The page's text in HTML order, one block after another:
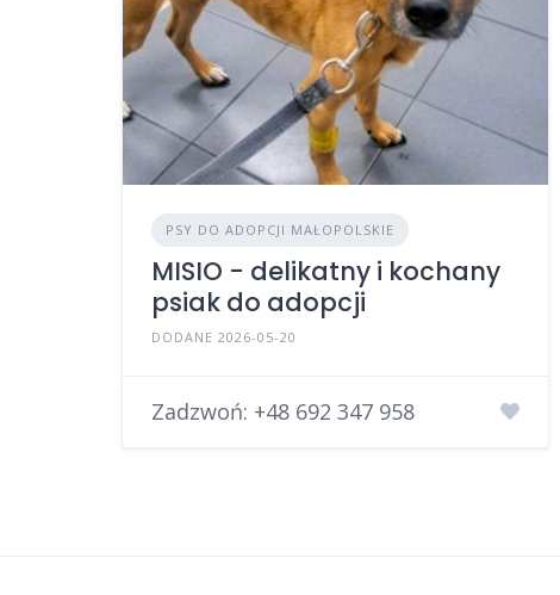
PSY DO ADOPCJI MAŁOPOLSKIE
MISIO - delikatny i kochany
psiak do adopcji
DODANE 2026-05-20
Zadzwoń: +48 692 347 958